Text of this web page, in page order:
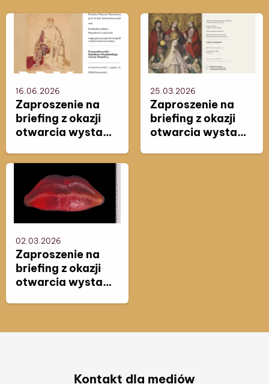
16.06.2026
Zaproszenie na
briefing z okazji
otwarcia wystawy
atelier Stanisława
Wyspiańskiego i
Józefa Mehoffera”
25.03.2026
Zaproszenie na
briefing z okazji
otwarcia wystawy
02.03.2026
Zaproszenie na
briefing z okazji
otwarcia wystawy
Kontakt dla mediów